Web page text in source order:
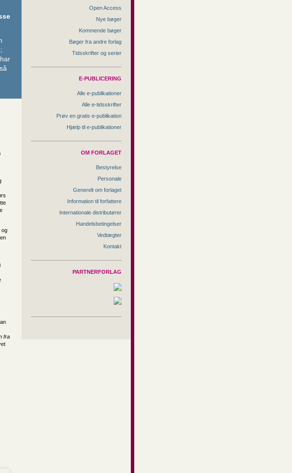
og
fra
Open Access
Nye bøger
Kommende bøger
Bøger fra andre forlag
Tidsskrifter og serier
E-PUBLICERING
Alle e-publikationer
Alle e-tidsskrifter
Prøv en gratis e-publikation
Hjælp til e-publikationer
OM FORLAGET
Bestyrelse
Personale
Generelt om forlaget
Information til forfattere
Internationale distributører
Handelsbetingelser
Vedtægter
Kontakt
PARTNERFORLAG